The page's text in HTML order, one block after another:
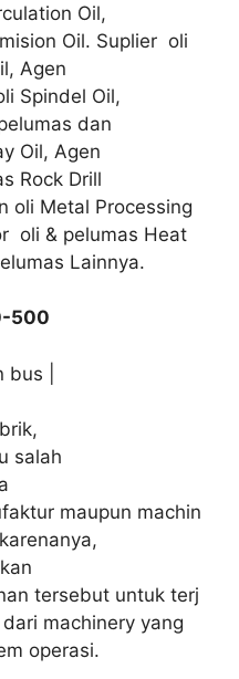
Oil,
Oil. Suplier oli
Agen
Spindel Oil,
dan
Oil, Agen
Rock Drill
oli Metal Processing
oli & pelumas Heat
Lainnya.
500
|
salah
maupun machin
tersebut untuk terj
machinery yang
operasi.